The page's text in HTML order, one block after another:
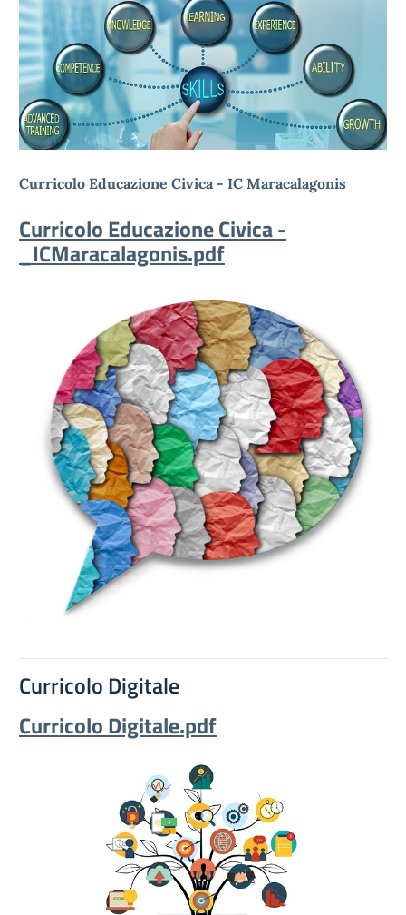
Curricolo Educazione Civica - IC Maracalagonis
Curricolo Educazione Civica -
_ICMaracalagonis.pdf
Curricolo Digitale
Curricolo Digitale.pdf